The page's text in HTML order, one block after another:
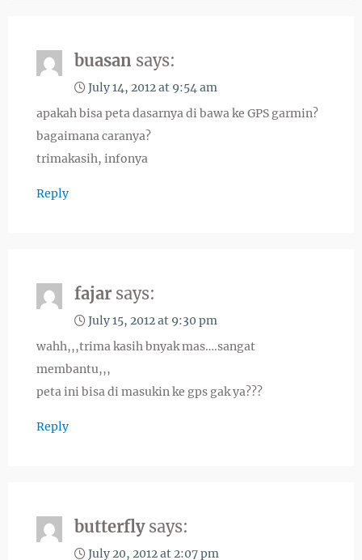
buasan says:
July 14, 2012 at 9:54 am
apakah bisa peta dasarnya di bawa ke GPS garmin?
bagaimana caranya?
trimakasih, infonya
Reply
fajar says:
July 15, 2012 at 9:30 pm
wahh,,,trima kasih bnyak mas….sangat
membantu,,,
peta ini bisa di masukin ke gps gak ya???
Reply
butterfly says:
July 20, 2012 at 2:07 pm